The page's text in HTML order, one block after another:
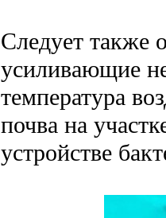
Следует также
усиливающие
температура
почва на
устройстве